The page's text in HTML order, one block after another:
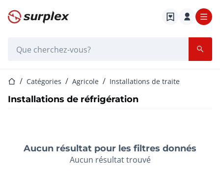
Page d'accueil
Page d'accueil
Catégories Agricole Installations de traite
Installations de réfrigération
Aucun résultat pour les filtres donnés
Aucun résultat trouvé